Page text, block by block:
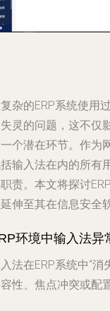
杂的ERP系统使用
灵的问题，这不仅
个潜在环节。作为
输入法在内的所有
责。本文将探讨
伸至其在信息安全
环境中输入法异
法在ERP系统中“
性、焦点冲突或配